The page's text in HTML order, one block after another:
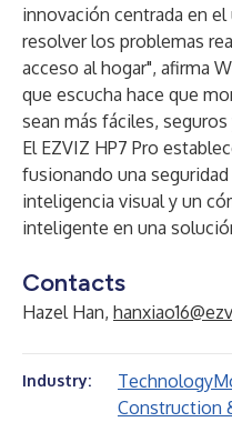
innovación centrada en
resolver los problemas
acceso al hogar", afirma
que escucha hace que
sean más fáciles,
El EZVIZ HP7 Pro
fusionando una
inteligencia visual y un
inteligente en una
Contacts
Hazel Han,
Industry: Technology
Construction